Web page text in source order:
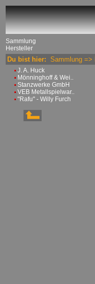
Sammlung
Hersteller
Du bist hier: Sammlung =>
J. A. Huck
Mönninghoff & Wei..
Stanzwerke GmbH
VEB Metallspielwar..
"Rafu" - Willy Furch